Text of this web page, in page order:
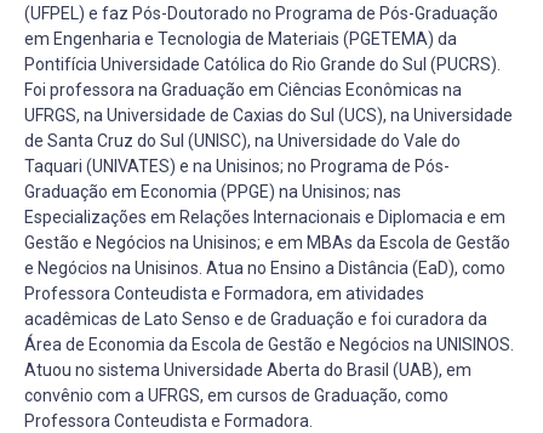
(UFPEL) e faz Pós-Doutorado no Programa de Pós-Graduação
em Engenharia e Tecnologia de Materiais (PGETEMA) da
Pontifícia Universidade Católica do Rio Grande do Sul (PUCRS).
Foi professora na Graduação em Ciências Econômicas na
UFRGS, na Universidade de Caxias do Sul (UCS), na Universidade
de Santa Cruz do Sul (UNISC), na Universidade do Vale do
Taquari (UNIVATES) e na Unisinos; no Programa de Pós-
Graduação em Economia (PPGE) na Unisinos; nas
Especializações em Relações Internacionais e Diplomacia e em
Gestão e Negócios na Unisinos; e em MBAs da Escola de Gestão
e Negócios na Unisinos. Atua no Ensino a Distância (EaD), como
Professora Conteudista e Formadora, em atividades
acadêmicas de Lato Senso e de Graduação e foi curadora da
Área de Economia da Escola de Gestão e Negócios na UNISINOS.
Atuou no sistema Universidade Aberta do Brasil (UAB), em
convênio com a UFRGS, em cursos de Graduação, como
Professora Conteudista e Formadora.